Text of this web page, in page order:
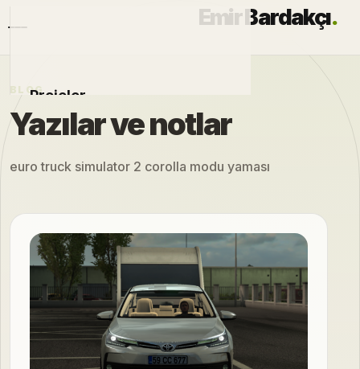
Emir Bardakçı.
Projeler
Otomobiller
Modlar
Hakkımda
Blog
BLOG
Yazılar ve notlar
euro truck simulator 2 corolla modu yaması